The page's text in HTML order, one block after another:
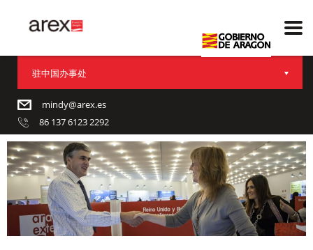
驻中国办事处
mindy@arex.es
86 137 6123 2292